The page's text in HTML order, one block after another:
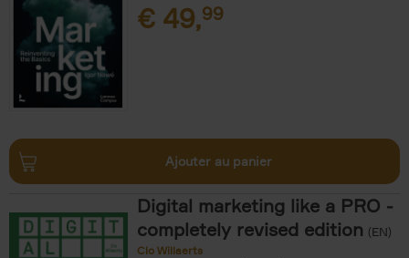
€ 49,99
Ajouter au panier
Digital marketing like a PRO -
completely revised edition (EN)
Clo Willaerts